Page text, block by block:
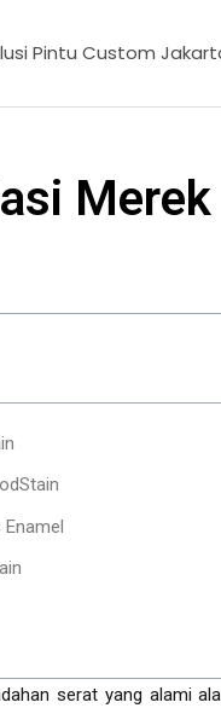
Pintu Custom
serat yang alami